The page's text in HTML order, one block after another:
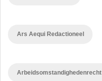
Ars Aequi Redactioneel
Arbeidsomstandighedenrecht